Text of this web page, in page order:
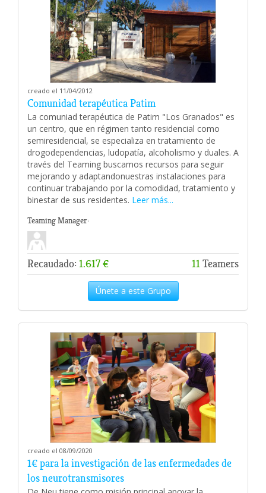
creado el 11/04/2012
Comunidad terapéutica Patim
La comuniad terapéutica de Patim "Los Granados" es
un centro, que en régimen tanto residencial como
semiresidencial, se especializa en tratamiento de
drogodependencias, ludopatía, alcoholismo y duales. A
través del Teaming buscamos recursos para seguir
mejorando y adaptandonuestras instalaciones para
continuar trabajando por la comodidad, tratamiento y
binestar de sus residentes. Leer más...
Teaming Manager:
Recaudado: 1.617 € 11Teamers
Únete a este Grupo
creado el 08/09/2020
1€ para la investigación de las enfermedades de
los neurotransmisores